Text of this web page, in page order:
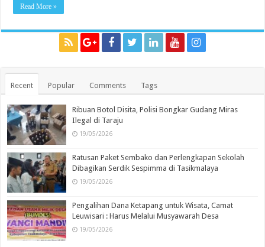
Read More »
Recent Popular Comments Tags
Ribuan Botol Disita, Polisi Bongkar Gudang Miras
Ilegal di Taraju
19/05/2026
Ratusan Paket Sembako dan Perlengkapan Sekolah
Dibagikan Serdik Sespimma di Tasikmalaya
19/05/2026
Pengalihan Dana Ketapang untuk Wisata, Camat
Leuwisari : Harus Melalui Musyawarah Desa
19/05/2026